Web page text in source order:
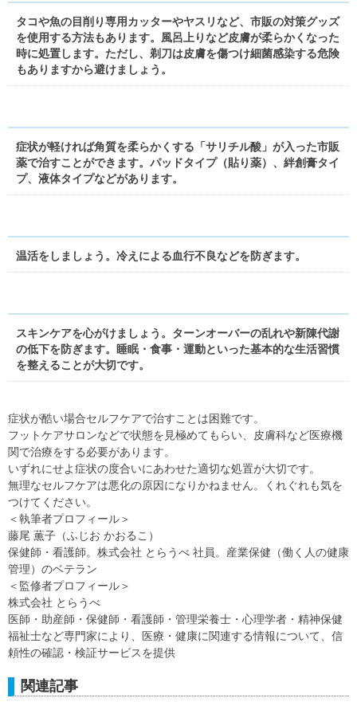
タコや魚の目削り専用カッターやヤスリなど、市販の対策グッズ
を使用する方法もあります。風呂上りなど皮膚が柔らかくなった
時に処置します。ただし、剃刀は皮膚を傷つけ細菌感染する危険
もありますから避けましょう。
症状が軽ければ角質を柔らかくする「サリチル酸」が入った市販
薬で治すことができます。パッドタイプ（貼り薬）、絆創膏タイ
プ、液体タイプなどがあります。
温活をしましょう。冷えによる血行不良などを防ぎます。
スキンケアを心がけましょう。ターンオーバーの乱れや新陳代謝
の低下を防ぎます。睡眠・食事・運動といった基本的な生活習慣
を整えることが大切です。
症状が酷い場合セルフケアで治すことは困難です。
フットケアサロンなどで状態を見極めてもらい、皮膚科など医療機
関で治療をする必要があります。
いずれにせよ症状の度合いにあわせた適切な処置が大切です。
無理なセルフケアは悪化の原因になりかねません。くれぐれも気を
つけてください。
＜執筆者プロフィール＞
藤尾 薫子（ふじお かおるこ）
保健師・看護師。株式会社 とらうべ 社員。産業保健（働く人の健康
管理）のベテラン
＜監修者プロフィール＞
株式会社 とらうべ
医師・助産師・保健師・看護師・管理栄養士・心理学者・精神保健
福祉士など専門家により、医療・健康に関連する情報について、信
頼性の確認・検証サービスを提供
関連記事